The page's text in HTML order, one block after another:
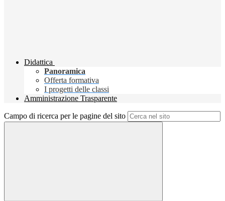
Didattica
Panoramica
Offerta formativa
I progetti delle classi
Amministrazione Trasparente
Campo di ricerca per le pagine del sito